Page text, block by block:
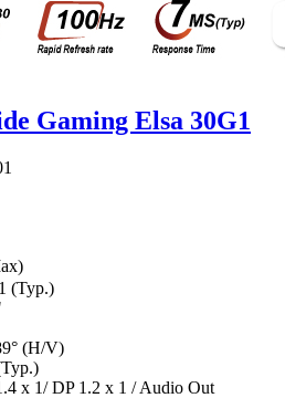
Gaming Elsa 30G1
(Typ.)
(H/V)
x 1/ DP 1.2 x 1 / Audio Out